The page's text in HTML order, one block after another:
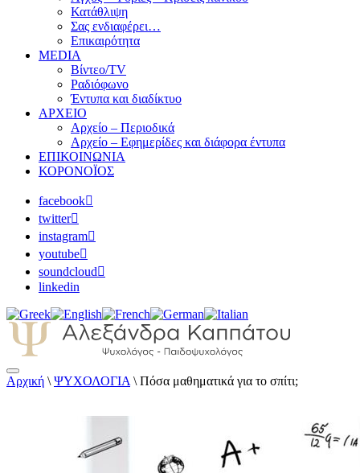
Κατάθλιψη
Σας ενδιαφέρει…
Επικαιρότητα
MEDIA
Βίντεο/TV
Ραδιόφωνο
Έντυπα και διαδίκτυο
ΑΡΧΕΙΟ
Αρχείο – Περιοδικά
Αρχείο – Εφημερίδες και διάφορα έντυπα
ΕΠΙΚΟΙΝΩΝΙΑ
ΚΟΡΟΝΟΪΟΣ
facebook
twitter
instagram
youtube
soundcloud
linkedin
Αλεξάνδρα Καππάτου Ψυχολόγος –
Αρχική \ ΨΥΧΟΛΟΓΙΑ \ Πόσα μαθηματικά για το σπίτι;